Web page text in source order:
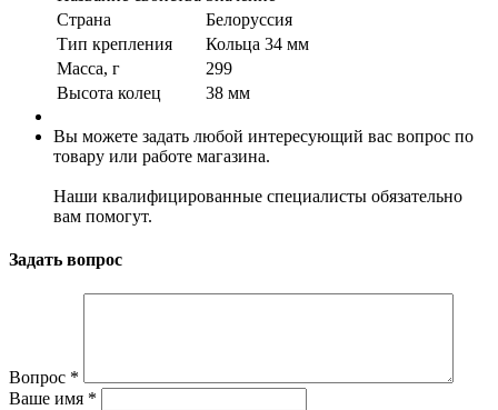
Страна
Белоруссия
Тип крепления
Кольца 34 мм
Масса, г
299
Высота колец
38 мм
Вы можете задать любой интересующий вас вопрос по
товару или работе магазина.
Наши квалифицированные специалисты обязательно
вам помогут.
Задать вопрос
Вопрос *
Ваше имя *